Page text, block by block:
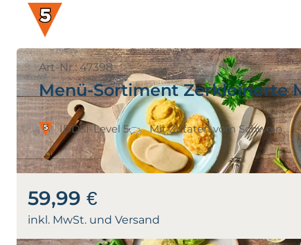
Art-Nr.: 47398
Menü-Sortiment Zerkleinerte
IDDSI-Level 5 Mit Zutaten vom Schwein
59,99 €
inkl. MwSt. und Versand